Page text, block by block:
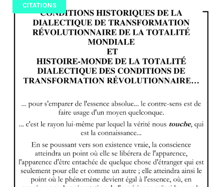
CITATIONS